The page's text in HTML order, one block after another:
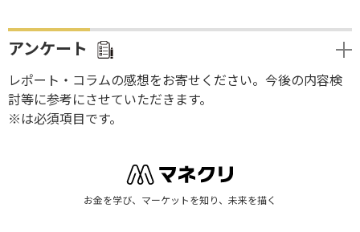
アンケート
レポート・コラムの感想をお寄せください。今後の内容検
討等に参考にさせていただきます。
※は必須項目です。
お金を学び、マーケットを知り、未来を描く